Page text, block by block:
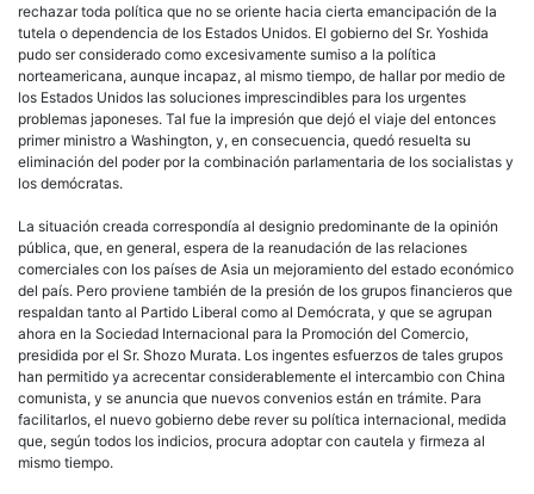
rechazar toda política que no se oriente hacia cierta emancipación de la
tutela o dependencia de los Estados Unidos. El gobierno del Sr. Yoshida
pudo ser considerado como excesivamente sumiso a la política
norteamericana, aunque incapaz, al mismo tiempo, de hallar por medio de
los Estados Unidos las soluciones imprescindibles para los urgentes
problemas japoneses. Tal fue la impresión que dejó el viaje del entonces
primer ministro a Washington, y, en consecuencia, quedó resuelta su
eliminación del poder por la combinación parlamentaria de los socialistas y
los demócratas.
La situación creada correspondía al designio predominante de la opinión
pública, que, en general, espera de la reanudación de las relaciones
comerciales con los países de Asia un mejoramiento del estado económico
del país. Pero proviene también de la presión de los grupos financieros que
respaldan tanto al Partido Liberal como al Demócrata, y que se agrupan
ahora en la Sociedad Internacional para la Promoción del Comercio,
presidida por el Sr. Shozo Murata. Los ingentes esfuerzos de tales grupos
han permitido ya acrecentar considerablemente el intercambio con China
comunista, y se anuncia que nuevos convenios están en trámite. Para
facilitarlos, el nuevo gobierno debe rever su política internacional, medida
que, según todos los indicios, procura adoptar con cautela y firmeza al
mismo tiempo.